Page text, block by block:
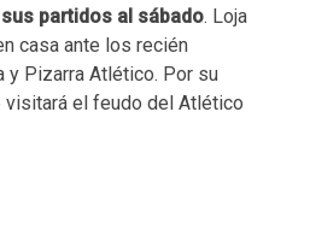
partidos al sábado. Loja
casa ante los recién
y Pizarra Atlético. Por su
visitará el feudo del Atlético